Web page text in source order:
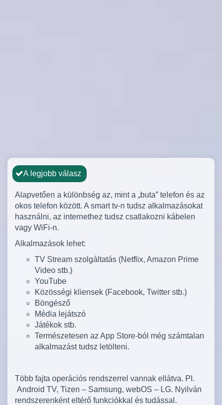
A legjobb válasz
Alapvetően a különbség az, mint a „buta” telefon és az
okos telefon között. A smart tv-n tudsz alkalmazásokat
használni, az internethez tudsz csatlakozni kábelen
vagy WiFi-n.
Alkalmazások lehet:
TV Stream szolgáltatás (Netflix, Amazon Prime
Video stb.)
YouTube
Közösségi kliensek (Facebook, Twitter stb.)
Böngésző
Média lejátszó
Játékok stb.
Természetesen az App Store-ból még számtalan
alkalmazást tudsz letölteni.
Több fajta operációs rendszerrel vannak ellátva. Pl.
Android TV, Tizen – Samsung, webOS – LG. Nyilván
rendszerenként eltérő funkciókkal és tudással.